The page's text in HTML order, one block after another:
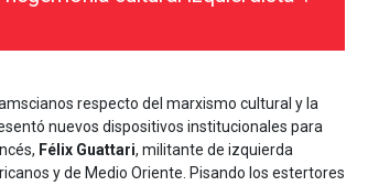
respecto del marxismo cultural y la
nuevos dispositivos institucionales para
Félix Guattari, militante de izquierda
y de Medio Oriente. Pisando los estertores